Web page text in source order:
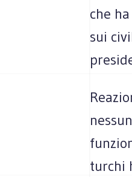
che
sui
turchi